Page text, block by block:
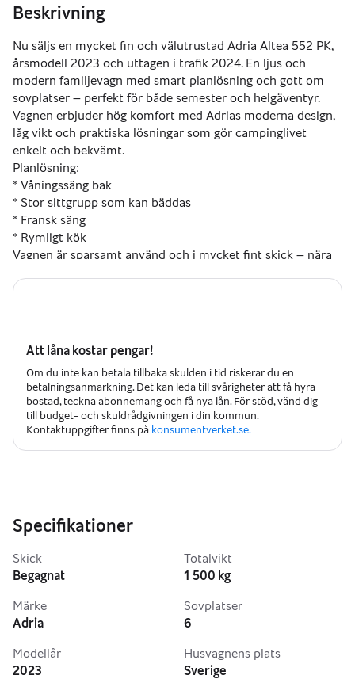
Beskrivning
Nu säljs en mycket fin och välutrustad Adria Altea 552 PK,
årsmodell 2023 och uttagen i trafik 2024. En ljus och
modern familjevagn med smart planlösning och gott om
sovplatser – perfekt för både semester och helgäventyr.
Vagnen erbjuder hög komfort med Adrias moderna design,
låg vikt och praktiska lösningar som gör campinglivet
enkelt och bekvämt.
Planlösning:
* Våningssäng bak
* Stor sittgrupp som kan bäddas
* Fransk säng
* Rymligt kök
Vagnen är sparsamt använd och i mycket fint skick – nära
Flexibla öppettider = boka tid …. Förmånliga
Att låna kostar pengar!
Om du inte kan betala tillbaka skulden i tid riskerar du en
betalningsanmärkning. Det kan leda till svårigheter att få hyra
bostad, teckna abonnemang och få nya lån. För stöd, vänd dig
till budget- och skuldrådgivningen i din kommun.
Kontaktuppgifter finns på konsumentverket.se.
Specifikationer
Skick
Begagnat
Märke
Adria
Modellår
2023
Totalvikt
1 500 kg
Sovplatser
6
Husvagnens plats
Sverige